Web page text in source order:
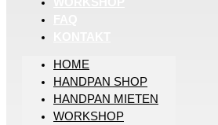
HOME
HANDPAN SHOP
HANDPAN MIETEN
WORKSHOP